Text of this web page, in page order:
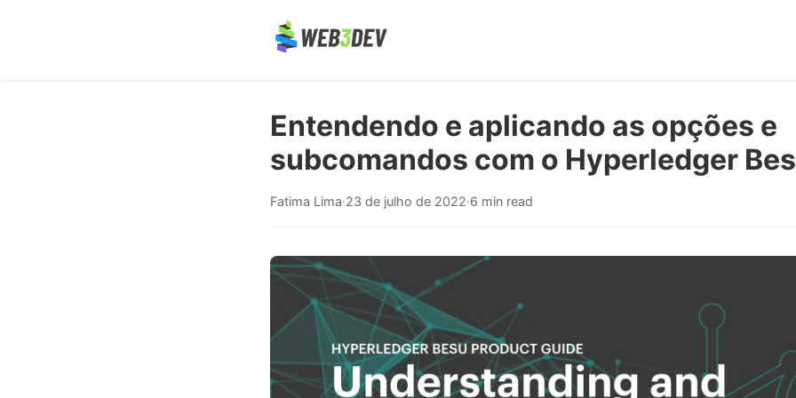
Entendendo e aplicando as opções e
subcomandos com o Hyperledger
Fatima Lima·23 de julho de 2022·6 min read